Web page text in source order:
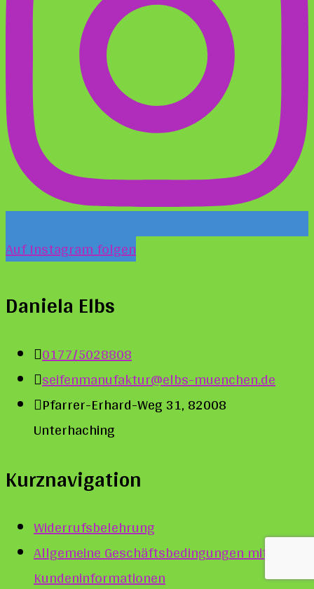
Auf Instagram folgen
Daniela Elbs
0177/5028808
seifenmanufaktur@elbs-muenchen.de
Pfarrer-Erhard-Weg 31, 82008
Unterhaching
Kurznavigation
Widerrufsbelehrung
Allgemeine Geschäftsbedingungen mit
Kundeninformationen